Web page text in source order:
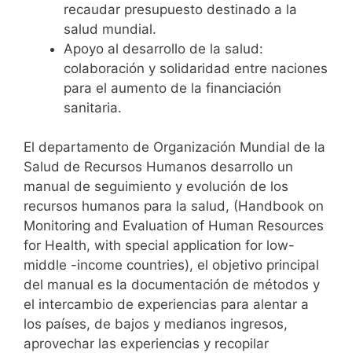
recaudar presupuesto destinado a la
salud mundial.
Apoyo al desarrollo de la salud:
colaboración y solidaridad entre naciones
para el aumento de la financiación
sanitaria.
El departamento de Organización Mundial de la
Salud de Recursos Humanos desarrollo un
manual de seguimiento y evolución de los
recursos humanos para la salud, (Handbook on
Monitoring and Evaluation of Human Resources
for Health, with special application for low-
middle -income countries), el objetivo principal
del manual es la documentación de métodos y
el intercambio de experiencias para alentar a
los países, de bajos y medianos ingresos,
aprovechar las experiencias y recopilar